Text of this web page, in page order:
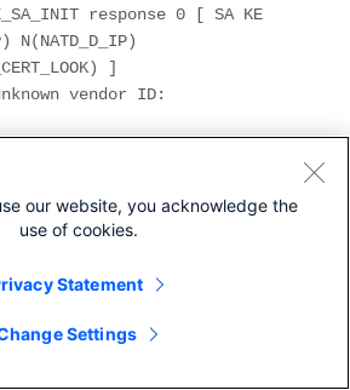
response 0 [ SA KE
N(NATD_D_IP)
]
vendor ID:
vendor ID:
our website, you acknowledge the
use of cookies.
Statement
Settings